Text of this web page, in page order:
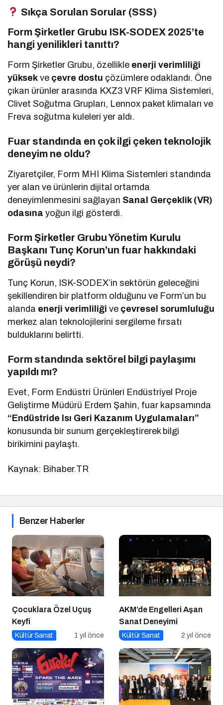
Sıkça Sorulan Sorular (SSS)
Form Şirketler Grubu ISK-SODEX 2025’te
hangi yenilikleri tanıttı?
Form Şirketler Grubu, özellikle enerji verimliliği
yüksek ve çevre dostu çözümlere odaklandı. Öne
çıkan ürünler arasında KXZ3 VRF Klima Sistemleri,
Clivet Soğutma Grupları, Lennox paket klimaları ve
Freva soğutma kuleleri yer aldı.
Fuar standında en çok ilgi çeken teknolojik
deneyim ne oldu?
Ziyaretçiler, Form MHI Klima Sistemleri standında
yer alan ve ürünlerin dijital ortamda
deneyimlenmesini sağlayan Sanal Gerçeklik (VR)
odasına yoğun ilgi gösterdi.
Form Şirketler Grubu Yönetim Kurulu
Başkanı Tunç Korun’un fuar hakkındaki
görüşü neydi?
Tunç Korun, ISK-SODEX’in sektörün geleceğini
şekillendiren bir platform olduğunu ve Form’un bu
alanda enerji verimliliği ve çevresel sorumluluğu
merkez alan teknolojilerini sergileme fırsatı
bulduklarını belirtti.
Form standında sektörel bilgi paylaşımı
yapıldı mı?
Evet, Form Endüstri Ürünleri Endüstriyel Proje
Geliştirme Müdürü Erdem Şahin, fuar kapsamında
“Endüstride Isı Geri Kazanım Uygulamaları”
konusunda bir sunum gerçekleştirerek bilgi
birikimini paylaştı.
Kaynak: Bihaber.TR
Benzer Haberler
Çocuklara Özel Uçuş
Keyfi
Kültür Sanat 1 yıl önce
AKM’de Engelleri Aşan
Sanat Deneyimi
Kültür Sanat 2 yıl önce